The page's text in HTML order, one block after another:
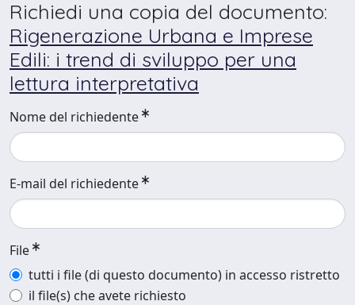
Richiedi una copia del documento:
Rigenerazione Urbana e Imprese
Edili: i trend di sviluppo per una
lettura interpretativa
Nome del richiedente
E-mail del richiedente
File
tutti i file (di questo documento) in accesso ristretto
il file(s) che avete richiesto